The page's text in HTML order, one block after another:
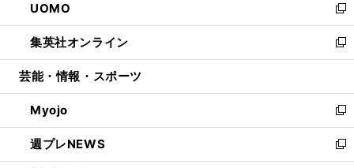
く
で
開
く
ド
ウ
で
開
ィ
ン
ド
ウ
開
く
い
ウ
ィ
ン
ウ
で
開
く
UOMO
新
し
い
ウ
ン
ド
ウ
で
開
集英社オンライン
新
し
ウ
ィ
ン
ド
ウ
芸能・情報・スポーツ
Myojo
新
し
い
ウ
週プレNEWS
新
し